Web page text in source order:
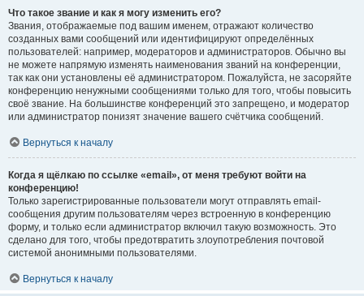
Что такое звание и как я могу изменить его?
Звания, отображаемые под вашим именем, отражают количество
созданных вами сообщений или идентифицируют определённых
пользователей: например, модераторов и администраторов. Обычно вы
не можете напрямую изменять наименования званий на конференции,
так как они установлены её администратором. Пожалуйста, не засоряйте
конференцию ненужными сообщениями только для того, чтобы повысить
своё звание. На большинстве конференций это запрещено, и модератор
или администратор понизят значение вашего счётчика сообщений.
Вернуться к началу
Когда я щёлкаю по ссылке «email», от меня требуют войти на
конференцию!
Только зарегистрированные пользователи могут отправлять email-
сообщения другим пользователям через встроенную в конференцию
форму, и только если администратор включил такую возможность. Это
сделано для того, чтобы предотвратить злоупотребления почтовой
системой анонимными пользователями.
Вернуться к началу